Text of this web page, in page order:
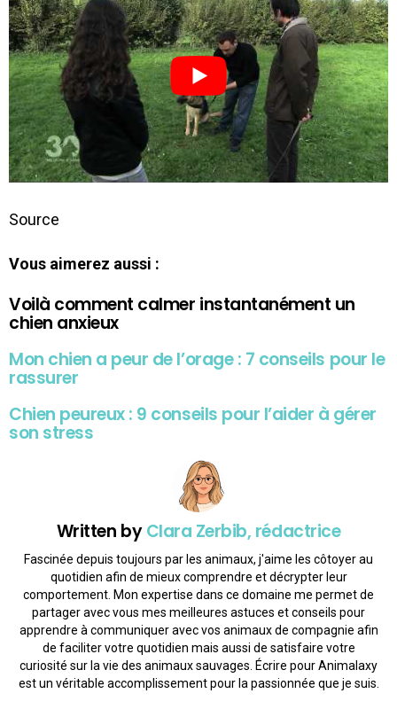
Source
Vous aimerez aussi :
Voilà comment calmer instantanément un
chien anxieux
Mon chien a peur de l’orage : 7 conseils pour le
rassurer
Chien peureux : 9 conseils pour l’aider à gérer
son stress
Written byClara Zerbib, rédactrice
Fascinée depuis toujours par les animaux, j'aime les côtoyer au
quotidien afin de mieux comprendre et décrypter leur
comportement. Mon expertise dans ce domaine me permet de
partager avec vous mes meilleures astuces et conseils pour
apprendre à communiquer avec vos animaux de compagnie afin
de faciliter votre quotidien mais aussi de satisfaire votre
curiosité sur la vie des animaux sauvages. Écrire pour Animalaxy
est un véritable accomplissement pour la passionnée que je suis.